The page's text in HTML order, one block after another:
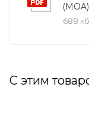
(MOA)
688 кб
С этим